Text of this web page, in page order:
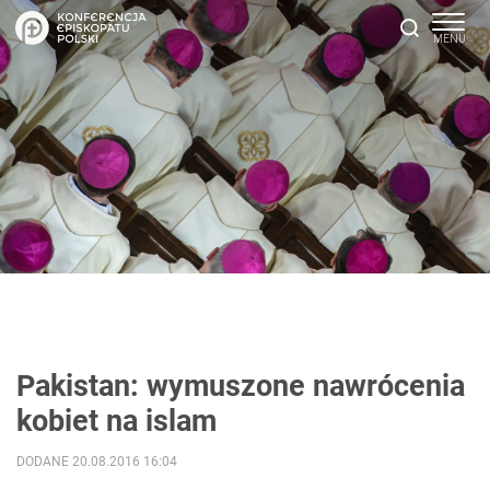
Pakistan: wymuszone nawrócenia
kobiet na islam
DODANE 20.08.2016 16:04